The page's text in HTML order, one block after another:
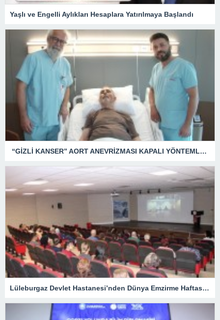
Yaşlı ve Engelli Aylıkları Hesaplara Yatırılmaya Başlandı
“GİZLİ KANSER” AORT ANEVRİZMASI KAPALI YÖNTEMLE TEDAVİ EDİLDİ
Lüleburgaz Devlet Hastanesi’nden Dünya Emzirme Haftası Katılımı